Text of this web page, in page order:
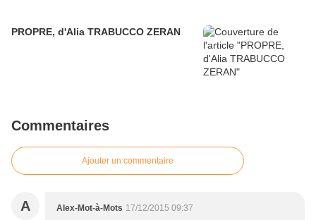
PROPRE, d'Alia TRABUCCO ZERAN
Commentaires
Ajouter un commentaire
A Alex-Mot-à-Mots 17/12/2015 09:37